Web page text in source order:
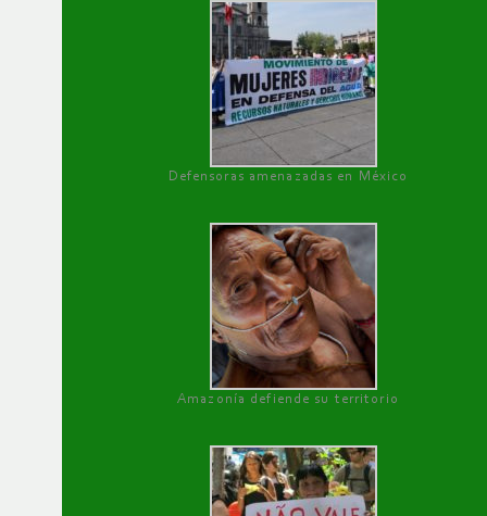
Defensoras amenazadas en México
Amazonía defiende su territorio